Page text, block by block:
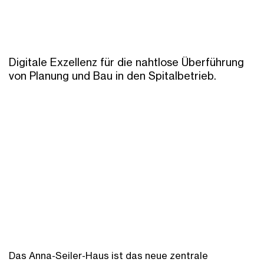
Das Anna-Seiler-Haus ist das neue zentrale
Digitale Exzellenz für die nahtlose Überführung
von Planung und Bau in den Spitalbetrieb.